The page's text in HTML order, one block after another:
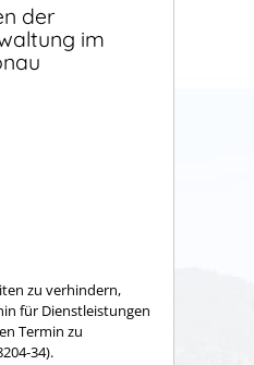
der
im
zu verhindern,
für Dienstleistungen
Termin zu
34).